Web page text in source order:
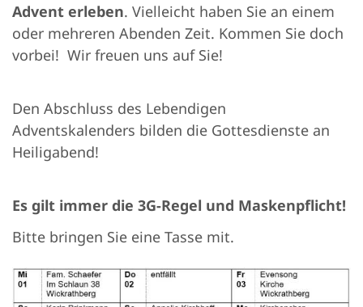
Advent erleben. Vielleicht haben Sie an einem
oder mehreren Abenden Zeit. Kommen Sie doch
vorbei! Wir freuen uns auf Sie!
Den Abschluss des Lebendigen
Adventskalenders bilden die Gottesdienste an
Heiligabend!
Es gilt immer die 3G-Regel und Maskenpflicht!
Bitte bringen Sie eine Tasse mit.